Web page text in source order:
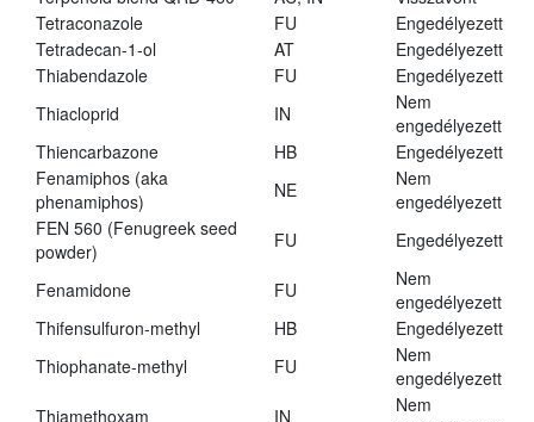
Tetraconazole
FU
Engedélyezett
Tetradecan-1-ol
AT
Engedélyezett
Thiabendazole
FU
Engedélyezett
Thiacloprid
IN
Nem
engedélyezett
Thiencarbazone
HB
Engedélyezett
Fenamiphos (aka
phenamiphos)
NE
Nem
engedélyezett
FEN 560 (Fenugreek seed
powder)
FU Engedélyezett
Fenamidone FU
Nem
engedélyezett
Thifensulfuron-methyl
HB
Engedélyezett
Thiophanate-methyl
FU
Nem
engedélyezett
Thiamethoxam
IN
Nem